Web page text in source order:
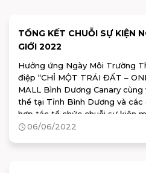
TỔNG KẾT CHUỖI SỰ KIỆN
GIỚI 2022
Hưởng ứng Ngày Môi Trường
điệp “CHỈ MỘT TRÁI ĐẤT –
MALL Bình Dương Canary
thể tại Tỉnh Bình Dương và
hợp tác tổ chức chuỗi sự kiện môi
cùng nhau nhìn lại những
06/06/2022